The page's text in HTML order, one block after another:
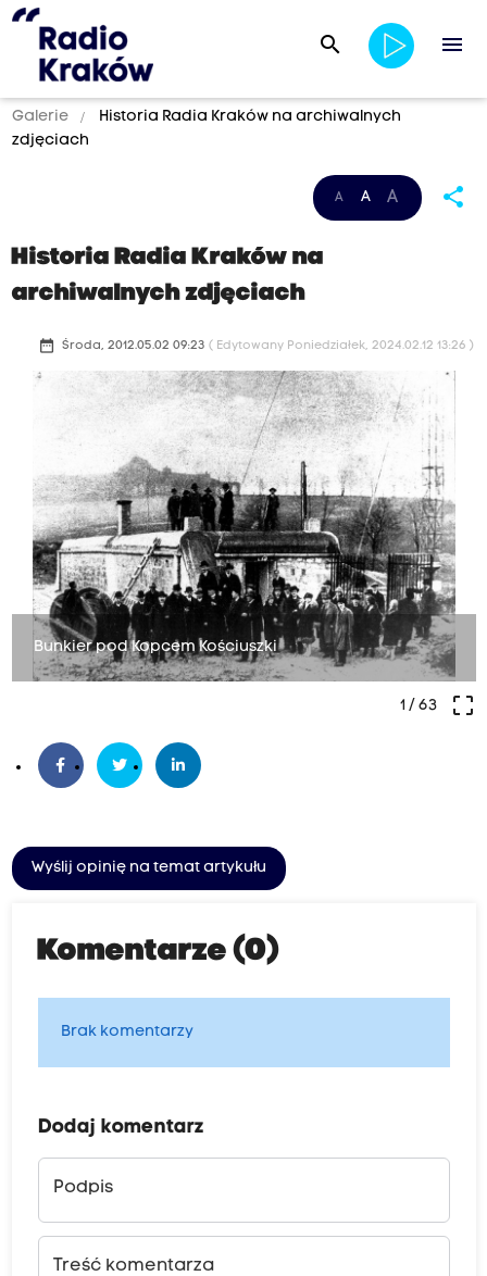
search menu
Galerie
Historia Radia Kraków na archiwalnych
zdjęciach
A A A share
Historia Radia Kraków na
archiwalnych zdjęciach
date_range Środa, 2012.05.02 09:23 ( Edytowany Poniedziałek, 2024.02.12 13:26 )
Bunkier pod Kopcem Kościuszki
crop_free
1/ 63
Wyślij opinię na temat artykułu
Komentarze (0)
Brak komentarzy
Dodaj komentarz
Podpis
Treść komentarza